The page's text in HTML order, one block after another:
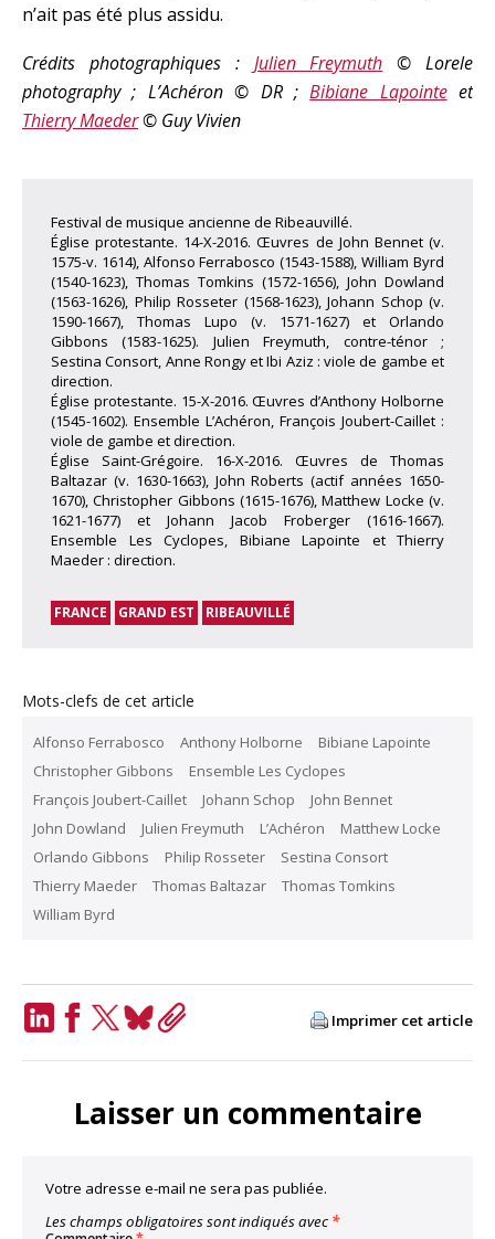
n’ait pas été plus assidu.
Crédits photographiques : Julien Freymuth © Lorele
photography ; L’Achéron © DR ;Bibiane Lapointeet
Thierry Maeder© Guy Vivien
Festival de musique ancienne de Ribeauvillé.
Église protestante. 14-X-2016. Œuvres de John Bennet (v.
1575-v. 1614), Alfonso Ferrabosco (1543-1588), William Byrd
(1540-1623), Thomas Tomkins (1572-1656), John Dowland
(1563-1626), Philip Rosseter (1568-1623), Johann Schop (v.
1590-1667), Thomas Lupo (v. 1571-1627) et Orlando
Gibbons (1583-1625). Julien Freymuth, contre-ténor ;
Sestina Consort, Anne Rongy et Ibi Aziz : viole de gambe et
direction.
Église protestante. 15-X-2016. Œuvres d’Anthony Holborne
(1545-1602). Ensemble L’Achéron, François Joubert-Caillet :
viole de gambe et direction.
Église Saint-Grégoire. 16-X-2016. Œuvres de Thomas
Baltazar (v. 1630-1663), John Roberts (actif années 1650-
1670), Christopher Gibbons (1615-1676), Matthew Locke (v.
1621-1677) et Johann Jacob Froberger (1616-1667).
Ensemble Les Cyclopes, Bibiane Lapointe et Thierry
Maeder : direction.
FRANCE GRAND EST RIBEAUVILLÉ
Mots-clefs de cet article
Alfonso Ferrabosco Anthony Holborne
Bibiane Lapointe
Christopher Gibbons
Ensemble Les Cyclopes
François Joubert-Caillet
Johann Schop
John Bennet
John Dowland
Julien Freymuth L’Achéron
Matthew Locke
Orlando Gibbons
Philip Rosseter
Sestina Consort
Thierry Maeder
Thomas Baltazar
Thomas Tomkins
William Byrd
Imprimer cet article
Laisser un commentaire
Votre adresse e-mail ne sera pas publiée.
Les champs obligatoires sont indiqués avec *